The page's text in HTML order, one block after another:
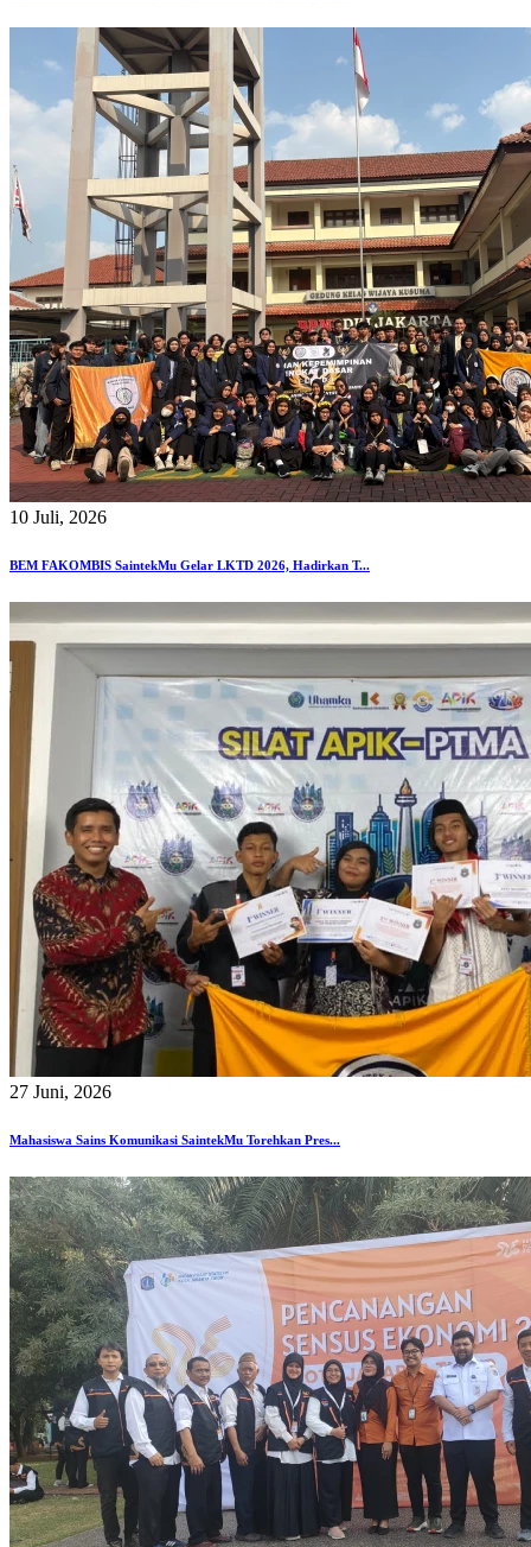
10 Juli, 2026
BEM FAKOMBIS SaintekMu Gelar LKTD 2026, Hadirkan T...
27 Juni, 2026
Mahasiswa Sains Komunikasi SaintekMu Torehkan Pres...